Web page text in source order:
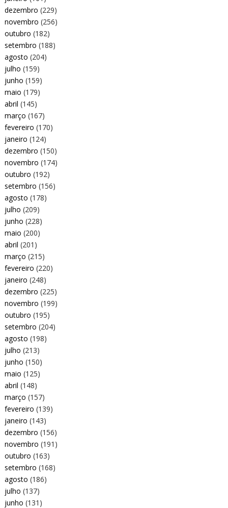
dezembro (229)
novembro (256)
outubro (182)
setembro (188)
agosto (204)
julho (159)
junho (159)
maio (179)
abril (145)
março (167)
fevereiro (170)
janeiro (124)
dezembro (150)
novembro (174)
outubro (192)
setembro (156)
agosto (178)
julho (209)
junho (228)
maio (200)
abril (201)
março (215)
fevereiro (220)
janeiro (248)
dezembro (225)
novembro (199)
outubro (195)
setembro (204)
agosto (198)
julho (213)
junho (150)
maio (125)
abril (148)
março (157)
fevereiro (139)
janeiro (143)
dezembro (156)
novembro (191)
outubro (163)
setembro (168)
agosto (186)
julho (137)
junho (131)